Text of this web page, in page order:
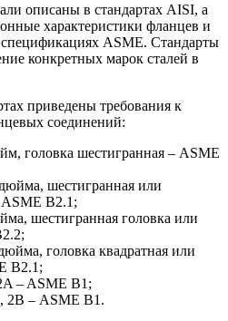
описаны в стандартах AISI, а
характеристики фланцев и
ASME. Стандарты
конкретных марок сталей в
приведены требования к
соединений:
головка шестигранная – ASME
шестигранная или
ASME B2.1;
шестигранная головка или
головка квадратная или
B2.1;
– ASME B1;
2В – ASME B1.